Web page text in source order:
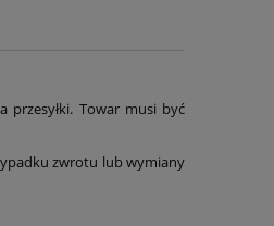
Towar musi być
zwrotu lub wymiany